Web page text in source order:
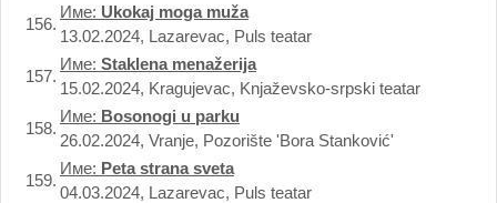
156.
Име: Ukokaj moga muža
13.02.2024, Lazarevac, Puls teatar
157.
Име: Staklena menažerija
15.02.2024, Kragujevac, Knjaževsko-srpski teatar
158.
Име: Bosonogi u parku
26.02.2024, Vranje, Pozorište 'Bora Stanković'
159.
Име: Peta strana sveta
04.03.2024, Lazarevac, Puls teatar